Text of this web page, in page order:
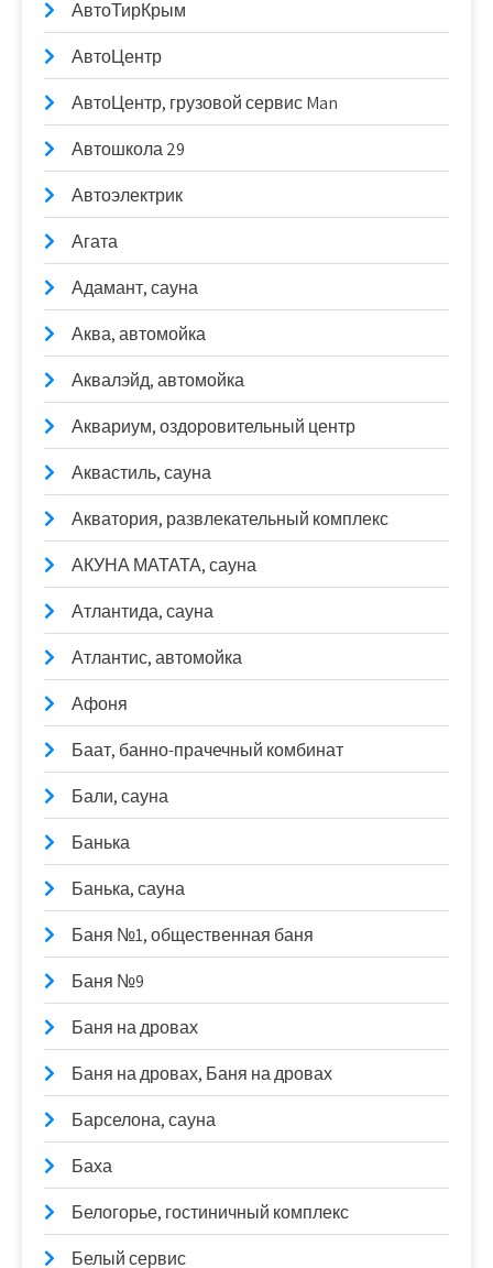
АвтоТирКрым
АвтоЦентр
АвтоЦентр, грузовой сервис Man
Автошкола 29
Автоэлектрик
Агата
Адамант, сауна
Аква, автомойка
Аквалэйд, автомойка
Аквариум, оздоровительный центр
Аквастиль, сауна
Акватория, развлекательный комплекс
АКУНА МАТАТА, сауна
Атлантида, сауна
Атлантис, автомойка
Афоня
Баат, банно-прачечный комбинат
Бали, сауна
Банька
Банька, сауна
Баня №1, общественная баня
Баня №9
Баня на дровах
Баня на дровах, Баня на дровах
Барселона, сауна
Баха
Белогорье, гостиничный комплекс
Белый сервис